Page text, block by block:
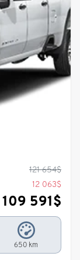
121 654$
12 063$
109 591$
650 km